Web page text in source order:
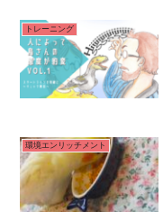
トレーニング
環境エンリッチメント